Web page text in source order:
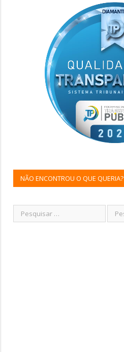
NÃO ENCONTROU O QUE QUERIA?